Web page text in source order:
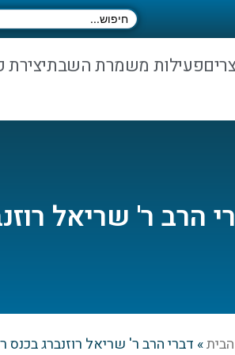
פעילות משמרת השבת
הרב ר' שריאל
» דברי הרב ר' שריאל רוזנברג